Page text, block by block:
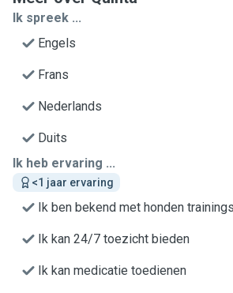
Ik spreek ...
Engels
Frans
Nederlands
Duits
Ik heb ervaring ...
<1 jaar ervaring
Ik ben bekend met honden
Ik kan 24/7 toezicht bieden
Ik kan medicatie toedienen